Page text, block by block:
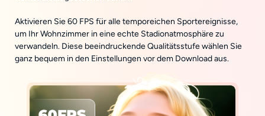
Aktivieren Sie 60 FPS für alle temporeichen Sportereignisse,
um Ihr Wohnzimmer in eine echte Stadionatmosphäre zu
verwandeln. Diese beeindruckende Qualitätsstufe wählen Sie
ganz bequem in den Einstellungen vor dem Download aus.